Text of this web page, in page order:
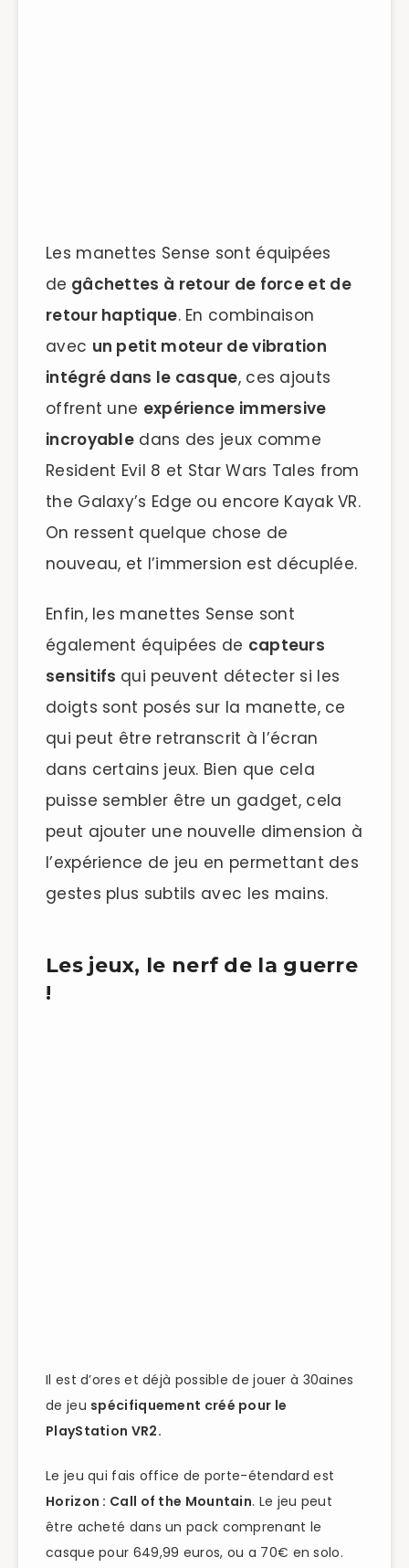
Les manettes Sense sont équipées
de gâchettes à retour de force et de
retour haptique. En combinaison
avec un petit moteur de vibration
intégré dans le casque, ces ajouts
offrent une expérience immersive
incroyable dans des jeux comme
Resident Evil 8 et Star Wars Tales from
the Galaxy’s Edge ou encore Kayak VR.
On ressent quelque chose de
nouveau, et l’immersion est décuplée.
Enfin, les manettes Sense sont
également équipées de capteurs
sensitifs qui peuvent détecter si les
doigts sont posés sur la manette, ce
qui peut être retranscrit à l’écran
dans certains jeux. Bien que cela
puisse sembler être un gadget, cela
peut ajouter une nouvelle dimension à
l’expérience de jeu en permettant des
gestes plus subtils avec les mains.
Les jeux, le nerf de la guerre
!
Il est d’ores et déjà possible de jouer à 30aines
de jeu spécifiquement créé pour le
PlayStation VR2.
Le jeu qui fais office de porte-étendard est
Horizon : Call of the Mountain. Le jeu peut
être acheté dans un pack comprenant le
casque pour 649,99 euros, ou a 70€ en solo.